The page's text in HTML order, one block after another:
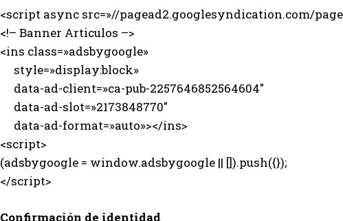
<script async src=»//pagead2.googlesyndication.com/
<!– Banner Articulos –>
<ins class=»adsbygoogle»
style=»display:block»
data-ad-client=»ca-pub-2257646852564604″
data-ad-slot=»2173848770″
data-ad-format=»auto»></ins>
<script>
(adsbygoogle = window.adsbygoogle || []).push({});
</script>
Confirmación de identidad